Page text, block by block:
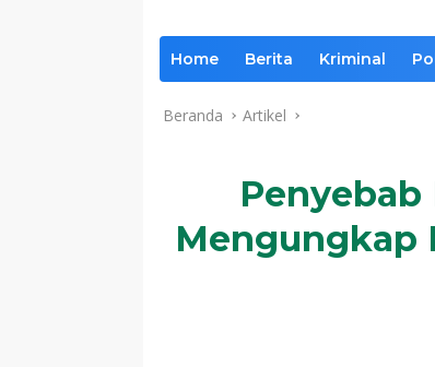
Home Berita Kriminal
Beranda Artikel
Mengungkap